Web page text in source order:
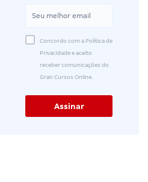
Concordo com a Política de
Privacidade e aceito
receber comunicações do
Gran Cursos Online.